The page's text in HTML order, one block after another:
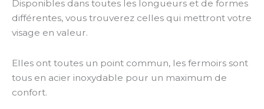
Disponibles dans toutes les longueurs et de formes
différentes, vous trouverez celles qui mettront votre
visage en valeur.
Elles ont toutes un point commun, les fermoirs sont
tous en acier inoxydable pour un maximum de
confort.